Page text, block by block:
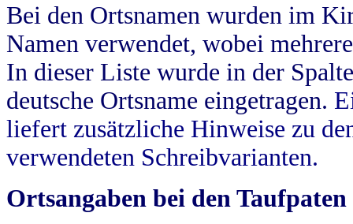
Bei den Ortsnamen wurden im
Namen verwendet, wobei
In dieser Liste wurde in der
deutsche Ortsname eingetragen.
liefert zusätzliche Hinweise zu
verwendeten Schreibvarianten.
Ortsangaben bei den Taufpaten